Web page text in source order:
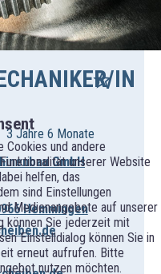
und andere
unserer Website
helfen, das
sind Einstellungen
Medienangebote auf unserer
können Sie jederzeit mit
Einstelldialog können Sie in
erneut aufrufen. Bitte
nutzen möchten.
IN
3 Jahre 6 Monate
GmbH
Hemmingen